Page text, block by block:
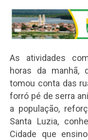
As atividades
horas da manhã,
tomou conta das
forró pé de serra
a população,
Santa Luzia,
Cidade que